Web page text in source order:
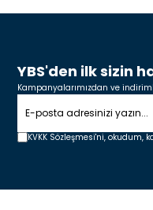
YBS'den ilk sizin
Kampanyalarımızdan ve
KVKK Sözleşmesi'ni, okudum,